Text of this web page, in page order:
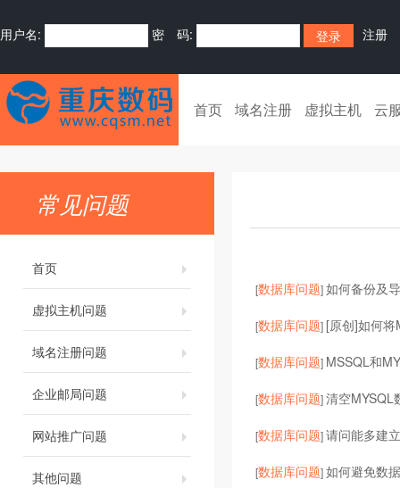
用户名: 密 码: 注册
首页 域名注册 虚拟主机 云
常见问题
首页
虚拟主机问题
域名注册问题
企业邮局问题
网站推广问题
其他问题
[数据库问题]如何备份及
[数据库问题] [原创]如何
[数据库问题] MSSQL和
[数据库问题]清空MYSQL
[数据库问题]请问能多建
[数据库问题]如何避免数